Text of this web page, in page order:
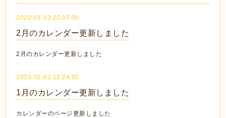
2020-01-13 20:07:00
2月のカレンダー更新しました
2月のカレンダー更新しました
2020-01-03 12:24:00
1月のカレンダー更新しました
カレンダーのページ更新しました